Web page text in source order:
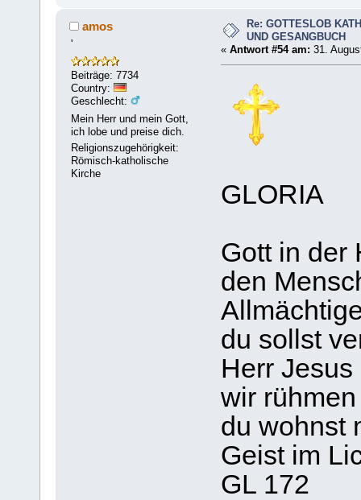
amos
'
Beiträge: 7734
Country:
Geschlecht:
Mein Herr und mein Gott,
ich lobe und preise dich.
Religionszugehörigkeit:
Römisch-katholische
Kirche
Re: GOTTESLOB
UND GESANGBUCH
« Antwort #54 am: 31.
GLORIA
Gott in der
den
du sollst
Herr
wir
du wohnst
Geist im
GL 172